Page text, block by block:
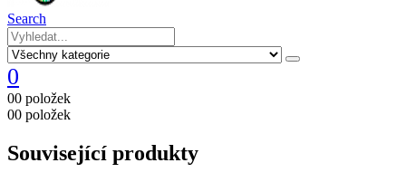
Search
0
00 položek
00 položek
Související produkty